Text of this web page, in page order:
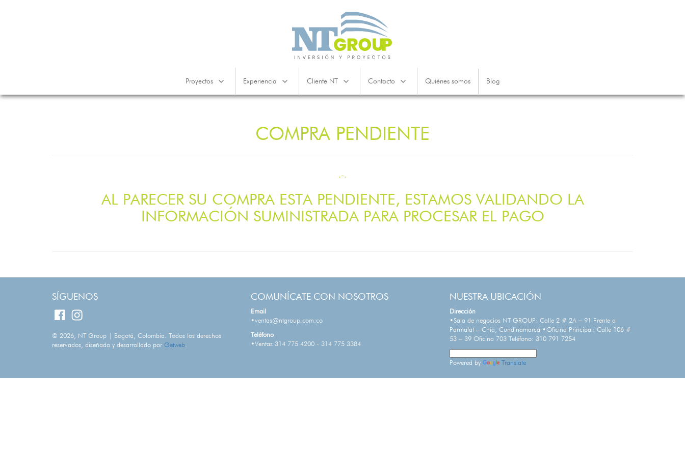
Proyectos Experiencia Cliente NT Contacto Quiénes somos Blog
COMPRA PENDIENTE
.-.
AL PARECER SU COMPRA ESTA PENDIENTE, ESTAMOS VALIDANDO LA
INFORMACIÓN SUMINISTRADA PARA PROCESAR EL PAGO
SÍGUENOS
© 2026, NT Group | Bogotá, Colombia. Todos los derechos
reservados, diseñado y desarrollado por Getweb.
COMUNÍCATE CON NOSOTROS
Email
•ventas@ntgroup.com.co
Teléfono
•Ventas 314 775 4200 - 314 775 3384
NUESTRA UBICACIÓN
Dirección
•Sala de negocios NT GROUP: Calle 2 # 2A – 91 Frente a
Parmalat – Chía, Cundinamarca •Oficina Principal: Calle 106 #
53 – 39 Oficina 703 Teléfono: 310 791 7254
Powered by Translate